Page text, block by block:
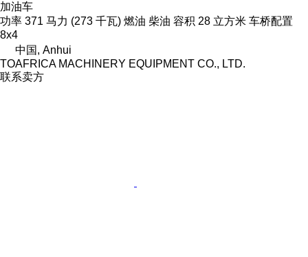
加油车
功率 371 马力 (273 千瓦) 燃油 柴油 容积 28 立方米 车桥配置
8x4
中国, Anhui
TOAFRICA MACHINERY EQUIPMENT CO., LTD.
联系卖方